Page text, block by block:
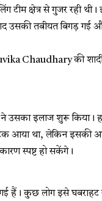
टीम क्षेत्र से गुजर रही
तबीयत बिगड़ गई
Chaudhary की
उसका इलाज शुरू किया।
आया था, लेकिन इसकी
स्पष्ट हो सकेंगे।
हैं। कुछ लोग इसे घबराहट